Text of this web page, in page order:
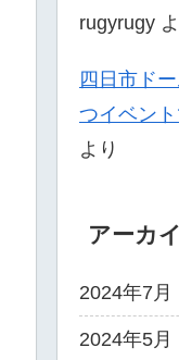
rugyrugy
四日市ド
つイベント
より
アーカ
2024年7月
2024年5月